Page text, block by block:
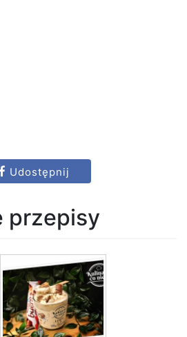
Udostępnij
przepisy